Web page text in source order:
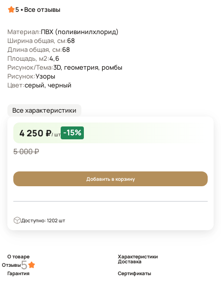
5 • Все отзывы
Материал:ПВХ (поливинилхлорид)
Ширина общая, см:68
Длина общая, см:68
Площадь, м2:4,6
Рисунок/Тема:3D, геометрия, ромбы
Рисунок:Узоры
Цвет:серый, черный
Все характеристики
4 250 ₽/ шт -15%
5 000 ₽
Добавить в корзину
Доступно: 1202 шт
О товаре
Характеристики
Отзывы5
Доставка
Гарантия
Сертификаты